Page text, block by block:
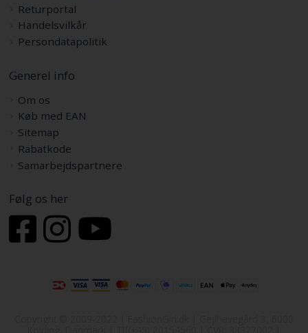
Returportal
Handelsvilkår
Persondatapolitik
Generel info
Om os
Køb med EAN
Sitemap
Rabatkode
Samarbejdspartnere
Følg os her